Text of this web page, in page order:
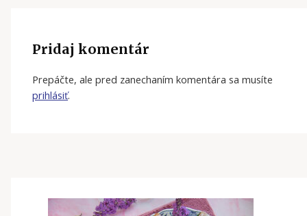
Pridaj komentár
Prepáčte, ale pred zanechaním komentára sa musíte
prihlásiť.